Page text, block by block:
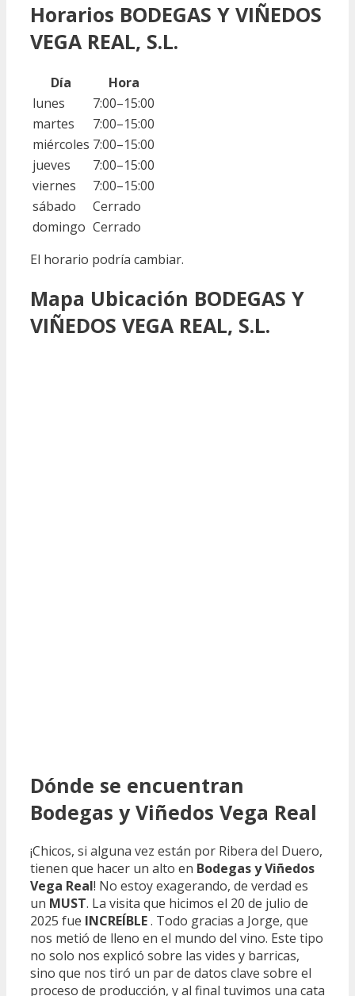
Horarios BODEGAS Y VIÑEDOS
VEGA REAL, S.L.
Día
Hora
lunes
7:00–15:00
martes
7:00–15:00
miércoles 7:00–15:00
jueves
7:00–15:00
viernes
7:00–15:00
sábado
Cerrado
domingo Cerrado
El horario podría cambiar.
Mapa Ubicación BODEGAS Y
VIÑEDOS VEGA REAL, S.L.
Dónde se encuentran
Bodegas y Viñedos Vega Real
¡Chicos, si alguna vez están por Ribera del Duero,
tienen que hacer un alto en Bodegas y Viñedos
Vega Real! No estoy exagerando, de verdad es
un MUST. La visita que hicimos el 20 de julio de
2025 fue INCREÍBLE. Todo gracias a Jorge, que
nos metió de lleno en el mundo del vino. Este tipo
no solo nos explicó sobre las vides y barricas,
sino que nos tiró un par de datos clave sobre el
proceso de producción, y al final tuvimos una cata